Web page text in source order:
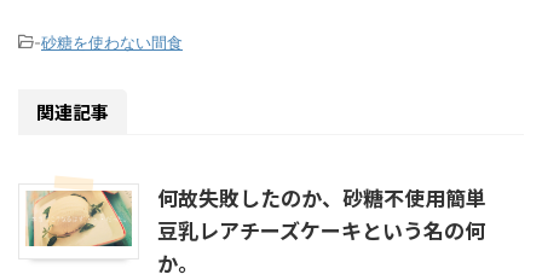
-砂糖を使わない間食
関連記事
何故失敗したのか、砂糖不使用簡単
豆乳レアチーズケーキという名の何
か。